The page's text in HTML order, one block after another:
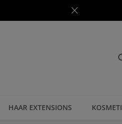
HAAR EXTENSIONS